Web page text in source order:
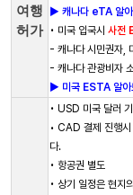
여행
허가
► 캐나다 eTA 알
• 미국 입국시 사전
- 캐나다 시민권자,
- 캐나다 관광비자
► 미국 ESTA 알아
• USD 미국 달러
• CAD 결제 진행시
다.
• 항공권 별도
• 상기 일정은 현지